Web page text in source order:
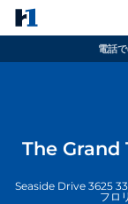
電話
The
Seaside Drive 3625
フロ